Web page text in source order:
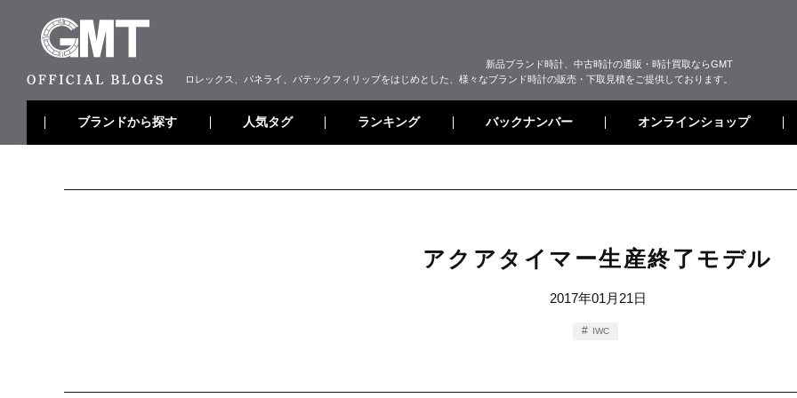
新品ブランド時計、中古時計の通販・時計買取ならGMT
ロレックス、パネライ、パテックフィリップをはじめとした、様々なブランド時計の販売・下取見積をご提供しております。
ブランドから探す 人気タグ ランキング バックナンバー オンラインショップ
アクアタイマー生産終了モデル
2017年01月21日
IWC